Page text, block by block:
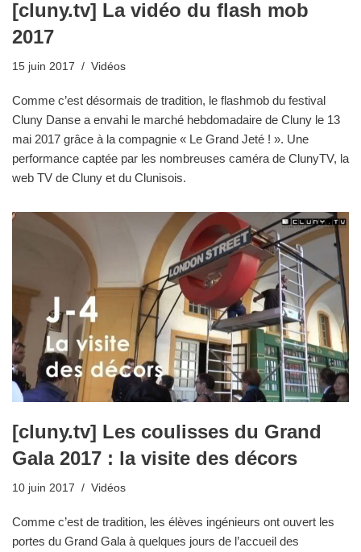
[cluny.tv] La vidéo du flash mob
2017
15 juin 2017 Vidéos
Comme c’est désormais de tradition, le flashmob du festival
Cluny Danse a envahi le marché hebdomadaire de Cluny le 13
mai 2017 grâce à la compagnie « Le Grand Jeté ! ». Une
performance captée par les nombreuses caméra de ClunyTV, la
web TV de Cluny et du Clunisois.
[cluny.tv] Les coulisses du Grand
Gala 2017 : la visite des décors
10 juin 2017 Vidéos
Comme c’est de tradition, les élèves ingénieurs ont ouvert les
portes du Grand Gala à quelques jours de l’accueil des